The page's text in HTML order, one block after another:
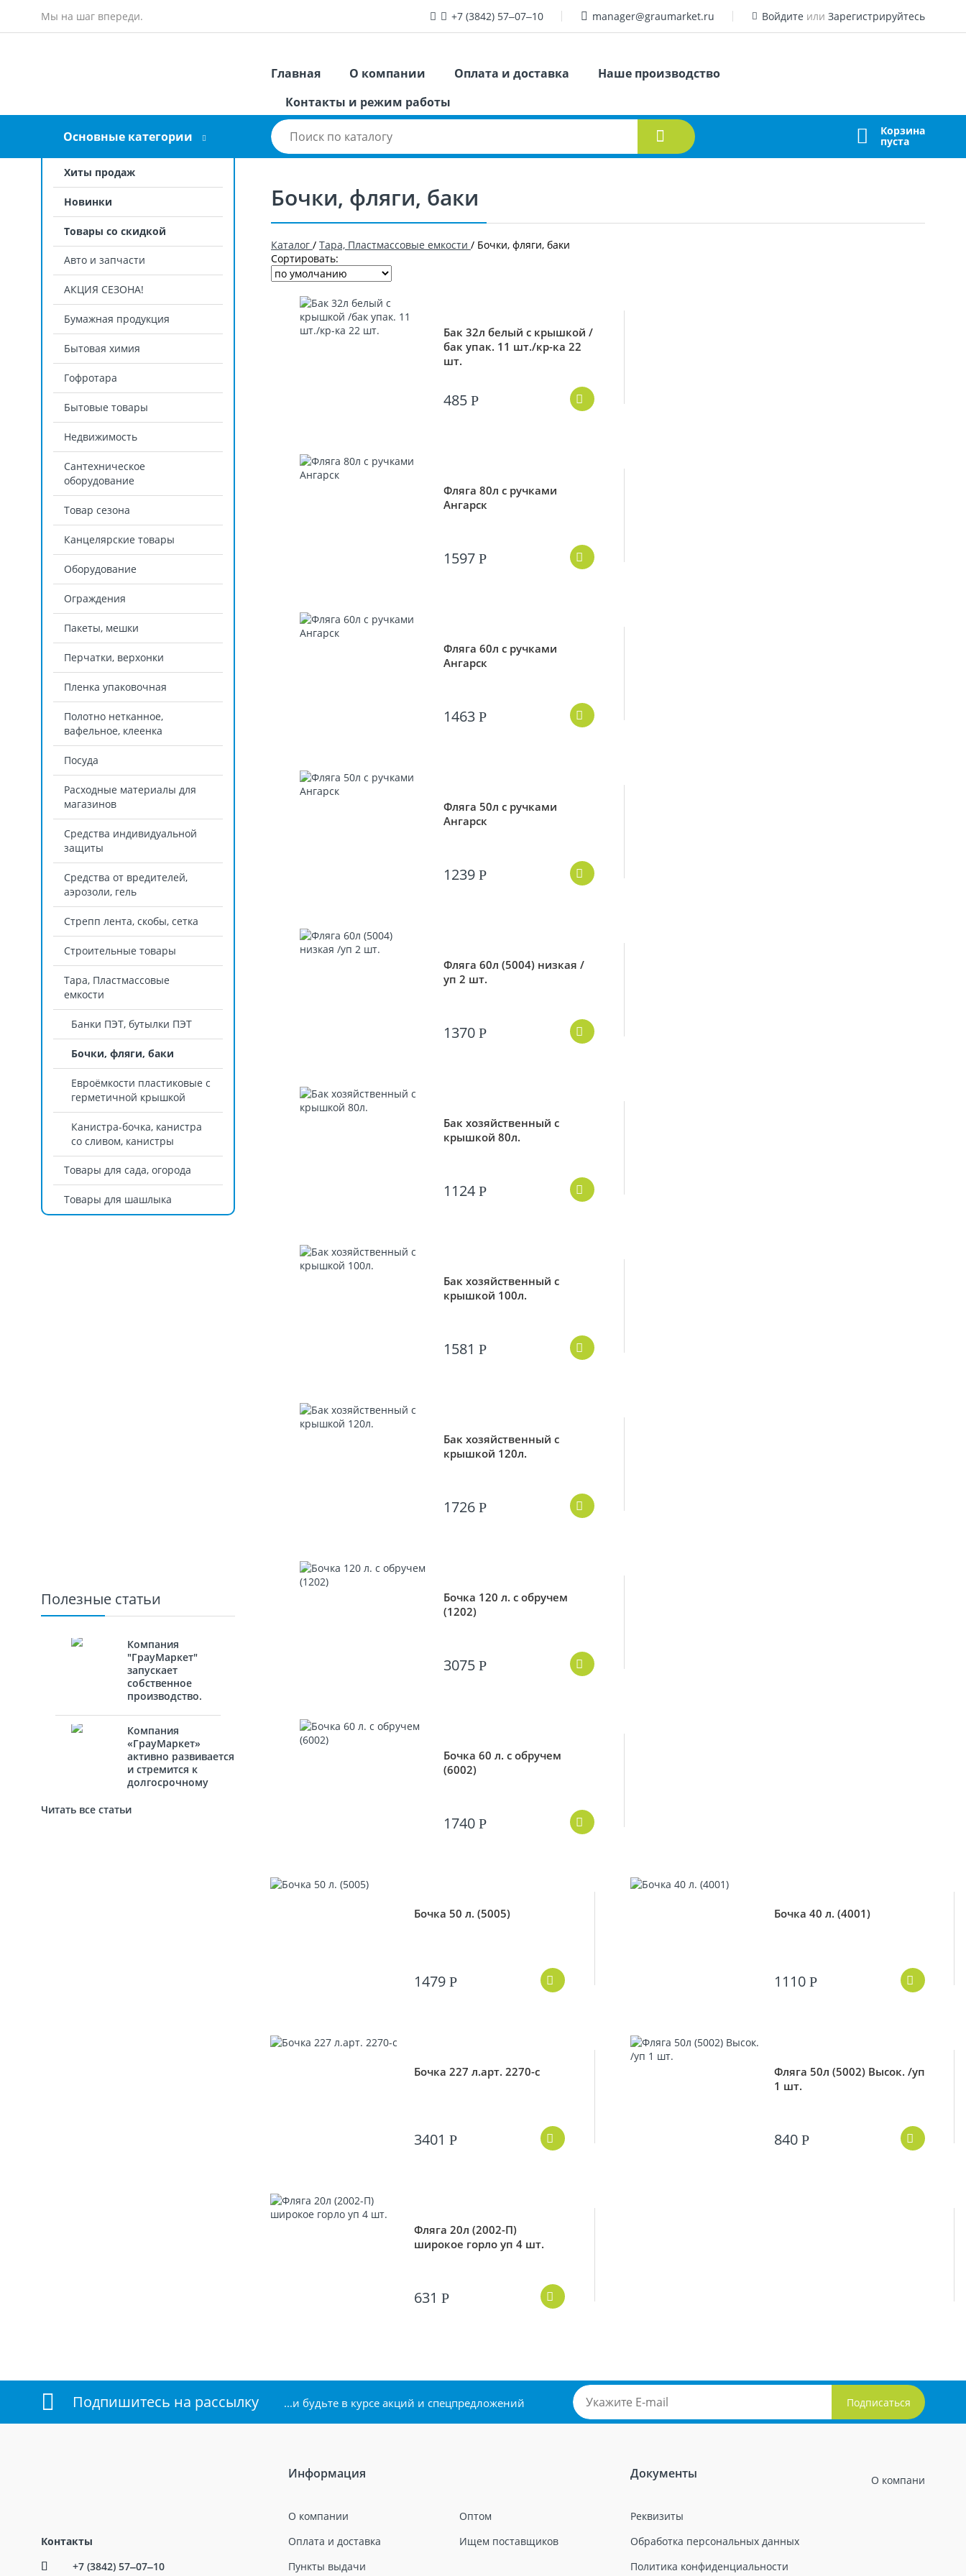
Мы на шаг впереди. +7 (3842) 57‒07‒10 manager@graumarket.ru Войдите или Зарегистрируйтесь
Главная О компании Оплата и доставка
Наше производство
Контакты и режим работы
Основные категории Корзина
пуста
Хиты продаж
Новинки
Товары со скидкой
Авто и запчасти
АКЦИЯ СЕЗОНА!
Бумажная продукция
Бытовая химия
Гофротара
Бытовые товары
Недвижимость
Сантехническое
оборудование
Товар сезона
Канцелярские товары
Оборудование
Ограждения
Пакеты, мешки
Перчатки, верхонки
Пленка упаковочная
Полотно нетканное,
вафельное, клеенка
Посуда
Расходные материалы для
магазинов
Средства индивидуальной
защиты
Средства от вредителей,
аэрозоли, гель
Стрепп лента, скобы, сетка
Строительные товары
Тара, Пластмассовые
емкости
Банки ПЭТ, бутылки ПЭТ
Бочки, фляги, баки
Евроёмкости пластиковые с
герметичной крышкой
Канистра-бочка, канистра
со сливом, канистры
Товары для сада, огорода
Товары для шашлыка
Полезные статьи
Компания
"ГрауМаркет"
запускает
собственное
производство.
Компания
«ГрауМаркет»
активно развивается
и стремится к
долгосрочному
новыми
Читать все статьи
Бочки, фляги, баки
Каталог / Тара, Пластмассовые емкости / Бочки, фляги, баки
Сортировать:
Бак 32л белый с крышкой /
бак упак. 11 шт./кр-ка 22
шт.
485Р
Фляга 80л с ручками
Ангарск
1597Р
Фляга 60л с ручками
Ангарск
1463Р
Фляга 50л с ручками
Ангарск
1239Р
Фляга 60л (5004) низкая /
уп 2 шт.
1370Р
Бак хозяйственный с
крышкой 80л.
1124Р
Бак хозяйственный с
крышкой 100л.
1581Р
Бак хозяйственный с
крышкой 120л.
1726Р
Бочка 120 л. с обручем
(1202)
3075Р
Бочка 60 л. с обручем
(6002)
1740Р
Бочка 50 л. (5005)
1479Р
Бочка 40 л. (4001)
1110 Р
Бочка 227 л.арт. 2270-с
3401Р
Фляга 50л (5002) Высок. /уп
1 шт.
840 Р
Фляга 20л (2002-П)
широкое горло уп 4 шт.
631Р
Подпишитесь на рассылку ...и будьте в курсе акций и спецпредложений
Контакты
+7 (3842) 57‒07‒10
Информация
О компании
Оплата и доставка
Пункты выдачи
Оптом
Ищем поставщиков
Документы
Реквизиты
Обработка персональных данных
Политика конфиденциальности
О компани